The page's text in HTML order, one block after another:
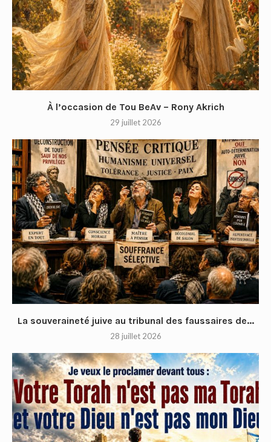
À l’occasion de Tou BeAv – Rony Akrich
29 juillet 2026
La souveraineté juive au tribunal des faussaires de...
28 juillet 2026